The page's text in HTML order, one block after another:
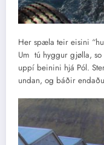
Her spæla teir eisini
Um tú hyggur gjølla, so
uppí beinini hjá Pól.
undan, og báðir